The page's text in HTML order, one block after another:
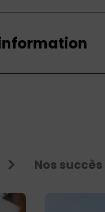
Nos succès